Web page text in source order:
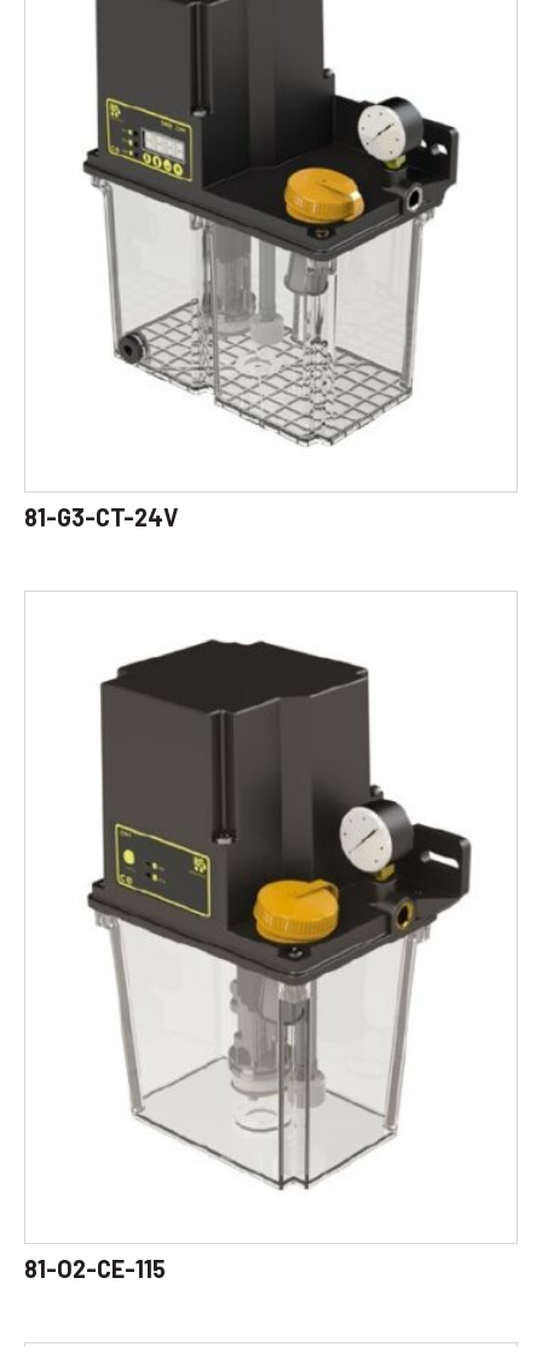
81-G3-CT-24V
81-O2-CE-115